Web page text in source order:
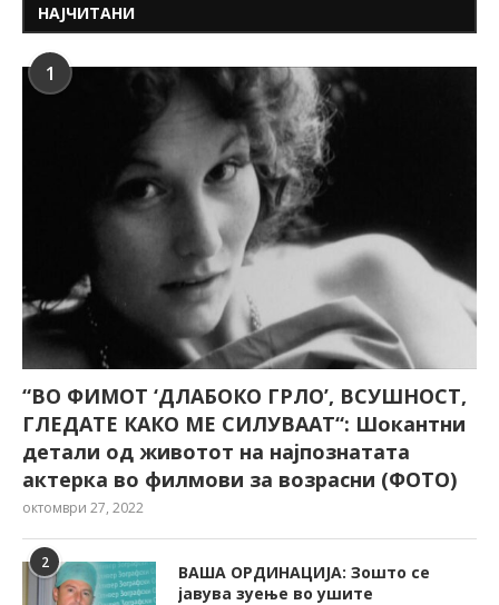
НАЈЧИТАНИ
1
“ВО ФИМОТ ‘ДЛАБОКО ГРЛО’, ВСУШНОСТ,
ГЛЕДАТЕ КАКО МЕ СИЛУВААТ“: Шокантни
детали од животот на најпознатата
актерка во филмови за возрасни (ФОТО)
октомври 27, 2022
2
ВАША ОРДИНАЦИЈА: Зошто се
јавува зуење во ушите